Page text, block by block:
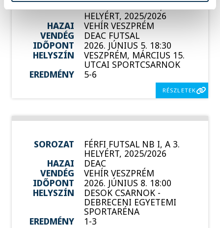
SOROZAT FÉRFI FUTSAL NB I, A 3.
HELYÉRT, 2025/2026
HAZAI
VEHÍR VESZPRÉM
VENDÉG
DEAC FUTSAL
IDŐPONT
2026. JÚNIUS 5. 18:30
HELYSZÍN
VESZPRÉM, MÁRCIUS 15.
UTCAI SPORTCSARNOK
EREDMÉNY
5-6
RÉSZLETEK
SOROZAT FÉRFI FUTSAL NB I, A 3.
HELYÉRT, 2025/2026
HAZAI
DEAC
VENDÉG
VEHÍR VESZPRÉM
IDŐPONT
2026. JÚNIUS 8. 18:00
HELYSZÍN
DESOK CSARNOK -
DEBRECENI EGYETEMI
SPORTARÉNA
EREDMÉNY
1-3